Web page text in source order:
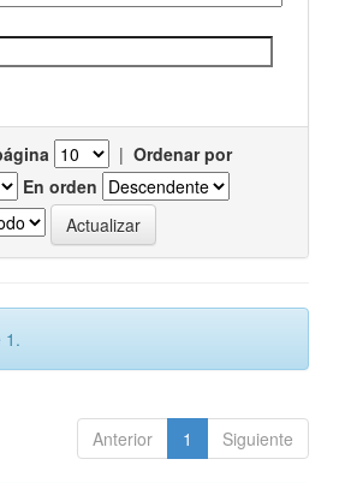
| Ordenar por
En orden
1.
Anterior 1 Siguiente